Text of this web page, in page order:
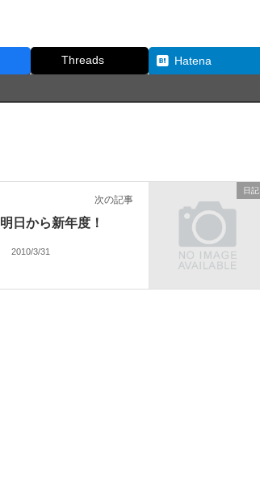
Threads Hatena
日記
次の記事
明日から新年度！
2010/3/31